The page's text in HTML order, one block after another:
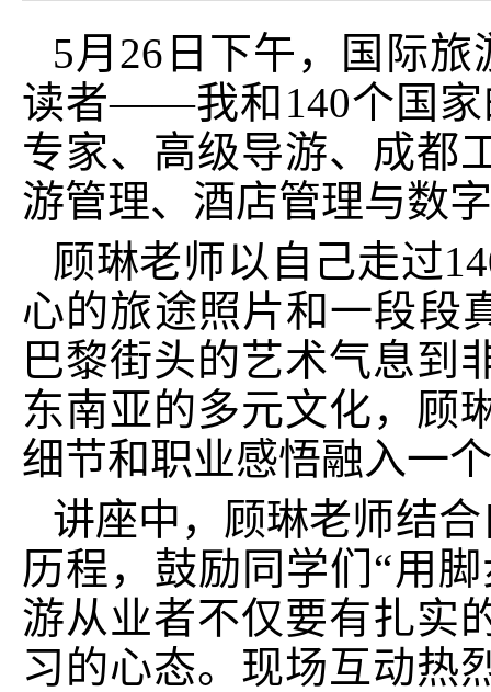
5月26日下午，国际
读者——我和140个国家
专家、高级导游、成都
游管理、酒店管理与数
顾琳老师以自己走过
心的旅途照片和一段段
巴黎街头的艺术气息到
东南亚的多元文化， 顾
细节和职业感悟融入一
讲座中， 顾琳老师结
历程，鼓励同学们“用
游从业者不仅要有扎实
习的心态。现场互动热